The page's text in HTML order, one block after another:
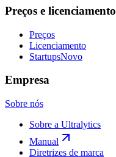
Preços e licenciamento
Preços
Licenciamento
StartupsNovo
Empresa
Sobre nós
Sobre a Ultralytics
Manual
Diretrizes de marca